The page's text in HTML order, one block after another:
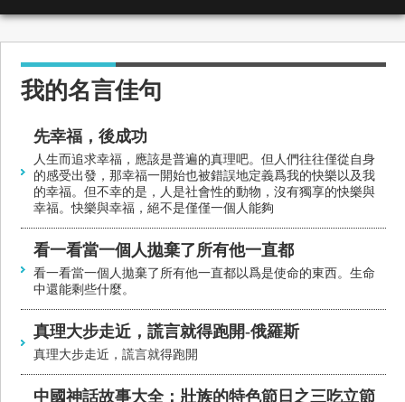
我的名言佳句
先幸福，後成功
人生而追求幸福，應該是普遍的真理吧。但人們往往僅從自身
的感受出發，那幸福一開始也被錯誤地定義爲我的快樂以及我
的幸福。但不幸的是，人是社會性的動物，沒有獨享的快樂與
幸福。快樂與幸福，絕不是僅僅一個人能夠
看一看當一個人拋棄了所有他一直都
看一看當一個人拋棄了所有他一直都以爲是使命的東西。生命
中還能剩些什麼。
真理大步走近，謊言就得跑開-俄羅斯
真理大步走近，謊言就得跑開
中國神話故事大全：壯族的特色節日之三吃立節